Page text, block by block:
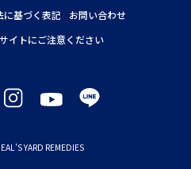
に基づく表記
お問い合わせ
イトにご注意ください
YARD REMEDIES